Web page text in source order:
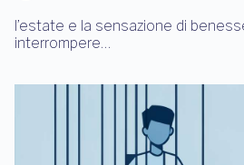
l’estate e la sensazione di
interrompere…